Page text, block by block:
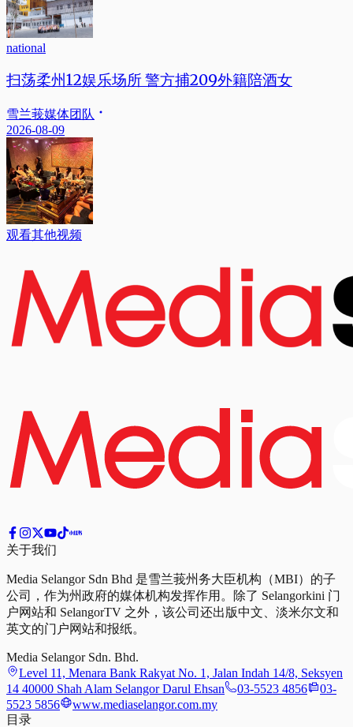
national
扫荡柔州12娱乐场所 警方捕209外籍陪酒女
雪兰莪媒体团队
2026-08-09
观看其他视频
关于我们
Media Selangor Sdn Bhd 是雪兰莪州务大臣机构（MBI）的子
公司，作为州政府的媒体机构发挥作用。除了 Selangorkini 门
户网站和 SelangorTV 之外，该公司还出版中文、淡米尔文和
英文的门户网站和报纸。
Media Selangor Sdn. Bhd.
Level 11, Menara Bank Rakyat No. 1, Jalan Indah 14/8, Seksyen
14 40000 Shah Alam Selangor Darul Ehsan
03-5523 4856
03-
5523 5856
www.mediaselangor.com.my
目录